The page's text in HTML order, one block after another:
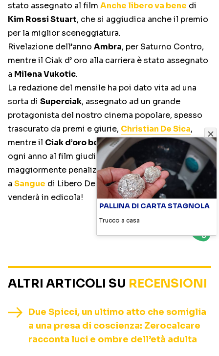
stato assegnato al film Anche libero va bene di
Kim Rossi Stuart, che si aggiudica anche il premio
per la miglior sceneggiatura.
Rivelazione dell’anno Ambra, per Saturno Contro,
mentre il Ciak d’ oro alla carriera è stato assegnato
a Milena Vukotic.
La redazione del mensile ha poi dato vita ad una
sorta di Superciak, assegnato ad un grande
protagonista del nostro cinema popolare, spesso
trascurato da premi e giurie, Christian De Sica,
mentre il Ciak d’oro bello & invisibile
, destinato
ogni anno al film giudicato più meritevole e
maggiormente penalizzato al botteghino, è andato
a Sangue di Libero De Rienzo, che lo stesso Ciak
venderà in edicola!
ALTRI ARTICOLI SU RECENSIONI
Due Spicci, un ultimo atto che somiglia
a una presa di coscienza: Zerocalcare
racconta luci e ombre dell’età adulta
PALLINA DI CARTA STAGNOLA
Trucco a casa